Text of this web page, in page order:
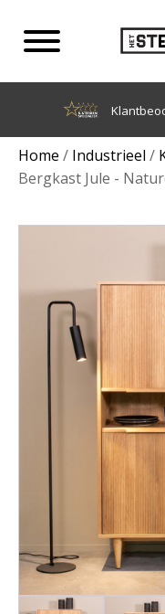
Home / Industrieel /
Bergkast Jule -